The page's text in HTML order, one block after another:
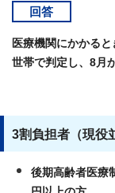
回答
医療機関にかかる
世帯で判定し、8月
3割負担者（現役
後期高齢者医療